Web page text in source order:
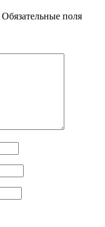
Обязательные поля